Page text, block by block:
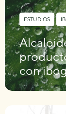
ESTUDIOS ,
con